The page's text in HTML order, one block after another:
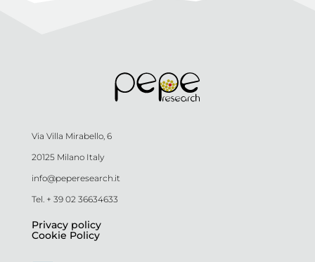
Via Villa Mirabello, 6
20125 Milano Italy
info@peperesearch.it
Tel. + 39 02 36634633
Privacy policy
Cookie Policy